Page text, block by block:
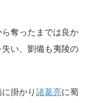
ら奪ったまでは良か
失い、劉備も夷陵の
掛かり 諸葛亮に蜀